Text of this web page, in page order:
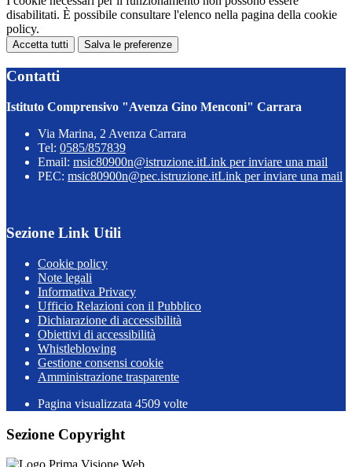
disabilitati. È possibile consultare l'elenco nella pagina della cookie
policy.
Accetta tutti Salva le preferenze
Contatti
Istituto Comprensivo "Avenza Gino Menconi" Carrara
Via Marina, 2 Avenza Carrara
Tel: 0585/857839
Email: msic80900n@istruzione.itLink per inviare una mail
PEC: msic80900n@pec.istruzione.itLink per inviare una mail
Sezione Link Utili
Cookie policy
Note legali
Informativa Privacy
Ufficio Relazioni con il Pubblico
Dichiarazione di accessibilità
Obiettivi di accessibilità
Whistleblowing
Gestione consensi cookie
Amministrazione trasparente
Pagina visualizzata 4509 volte
Sezione Copyright